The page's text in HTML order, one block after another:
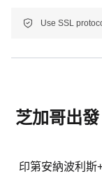
芝加哥出
印第安納波利斯